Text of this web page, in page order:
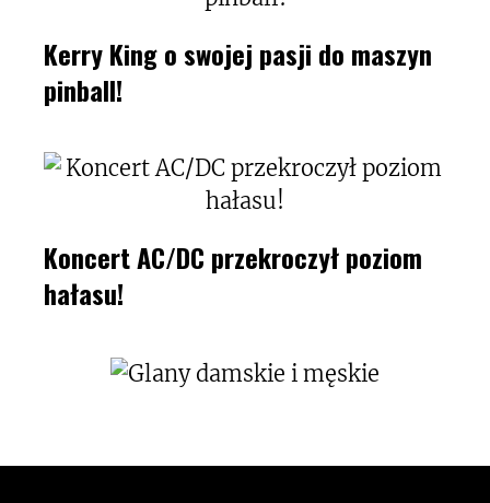
Kerry King o swojej pasji do maszyn
pinball!
Koncert AC/DC przekroczył poziom
hałasu!